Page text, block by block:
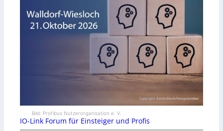
Bild: Profibus Nutzerorganisation e. V.
IO-Link Forum für Einsteiger und Profis